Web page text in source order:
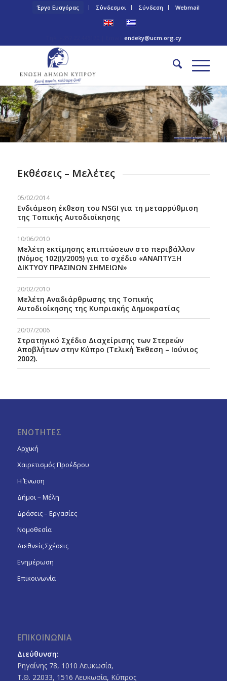
Έργο Ευαγόρας Σύνδεσμοι Σύνδεση Webmail
endeky@ucm.org.cy
Πύλη Αμμοχώστου – Επαρχία Λευκωσίας
Εκθέσεις – Μελέτες
05/02/2014
Ενδιάμεση έκθεση του NSGI για τη μεταρρύθμιση
της Τοπικής Αυτοδιοίκησης
10/06/2010
Μελέτη εκτίμησης επιπτώσεων στο περιβάλλον
(Νόμος 102(Ι)/2005) για το σχέδιο «ΑΝΑΠΤΥΞΗ
ΔΙΚΤΥΟΥ ΠΡΑΣΙΝΩΝ ΣΗΜΕΙΩΝ»
20/02/2010
Μελέτη Αναδιάρθρωσης της Τοπικής
Αυτοδιοίκησης της Κυπριακής Δημοκρατίας
20/07/2006
Στρατηγικό Σχέδιο Διαχείρισης των Στερεών
Αποβλήτων στην Κύπρο (Τελική Έκθεση – Ιούνιος
2002).
ΕΝΟΤΗΤΕΣ
Αρχική
Χαιρετισμός Προέδρου
Η Ένωση
Δήμοι – Μέλη
Δράσεις – Εργασίες
Νομοθεσία
Διεθνείς Σχέσεις
Ενημέρωση
Επικοινωνία
ΕΠΙΚΟΙΝΩΝΙΑ
Διεύθυνση:
Ρηγαίνης 78, 1010 Λευκωσία,
Τ.Θ. 22033, 1516 Λευκωσία, Κύπρος